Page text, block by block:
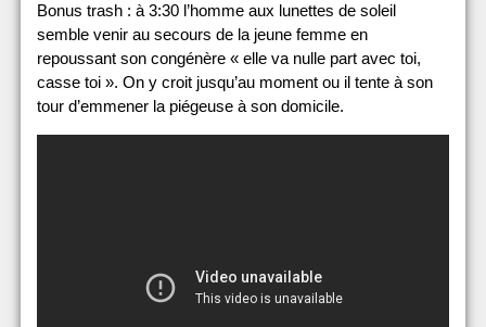
Bonus trash : à 3:30 l’homme aux lunettes de soleil
semble venir au secours de la jeune femme en
repoussant son congénère « elle va nulle part avec toi,
casse toi ». On y croit jusqu’au moment ou il tente à son
tour d’emmener la piégeuse à son domicile.